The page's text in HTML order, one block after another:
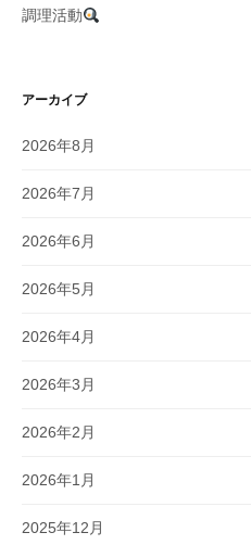
調理活動
アーカイブ
2026年8月
2026年7月
2026年6月
2026年5月
2026年4月
2026年3月
2026年2月
2026年1月
2025年12月